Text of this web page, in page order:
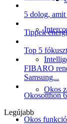
Okos
Okos
5 dolog,
Tippek
Top 5
FIBARO
Samsung...
Okosotthon
Legújabb